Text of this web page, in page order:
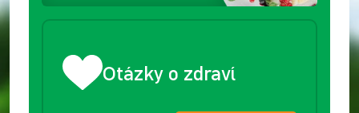
Otázky o zdraví